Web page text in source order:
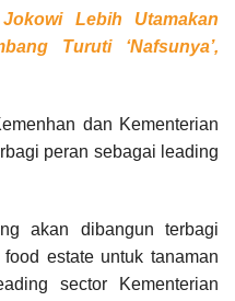
Lebih Utamakan
Turuti ‘Nafsunya’,
dan Kementerian
peran sebagai leading
akan dibangun terbagi
estate untuk tanaman
sector Kementerian